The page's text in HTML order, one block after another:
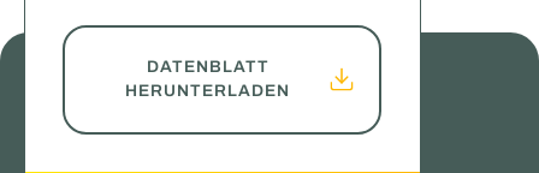
Viel Platz in einem flexiblen Paket
DATENBLATT
HERUNTERLADEN